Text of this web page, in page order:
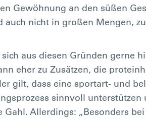
Gewöhnung an den süßen
nicht in großen Mengen,
aus diesen Gründen gerne
eher zu Zusätzen, die
gilt, dass eine sportart- und
sinnvoll
Gahl. Allerdings: „Besonders